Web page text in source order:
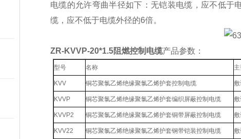
电缆的允许弯曲半径如下：无铠装电缆，应不低于
缆，应不低于电缆外径的6倍。
ZR-KVVP-20*1.5阻燃控制电缆产品参数：
型号 名称
KVV 铜芯聚氯乙烯绝缘聚氯乙烯护套控制电缆
KVVP 铜芯聚氯乙烯绝缘聚氯乙烯护套编织屏蔽控制电缆
KVVP2 铜芯聚氯乙烯绝缘聚氯乙烯护套铜带屏蔽控制电缆
KVV22 铜芯聚氯乙烯绝缘聚氯乙烯护套钢带铠装控制电缆